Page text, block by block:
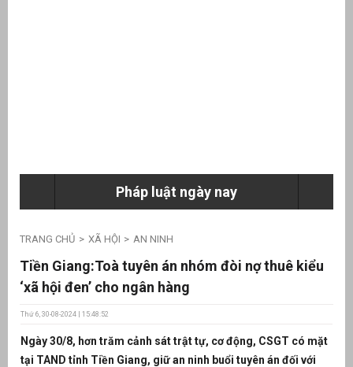
Pháp luật ngày nay
TRANG CHỦ XÃ HỘI AN NINH
Tiền Giang:Toà tuyên án nhóm đòi nợ thuê kiểu
‘xã hội đen’ cho ngân hàng
Thứ 6, 30-08-2024 | 15:48:52
Ngày 30/8, hơn trăm cảnh sát trật tự, cơ động, CSGT có mặt
tại TAND tỉnh Tiền Giang, giữ an ninh buổi tuyên án đối với